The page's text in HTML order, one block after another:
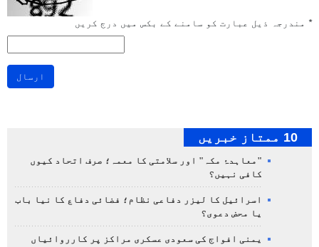
* مندرجہ ذیل عبارت کو سامنے کے بکس میں درج کریں
ارسال
10 ممتاز خبریں
"معاہدۂ مکہ" اور سلامتی کا معمہ؛ صرف اتحاد کیوں
کافی نہیں؟
اسرائیل کا لیزر دفاعی نظام؛ فضائی دفاع کا نیا باب
یا محض دعوی؟
یمنی افواج کی سعودی عسکری مراکز پر کارروائیاں